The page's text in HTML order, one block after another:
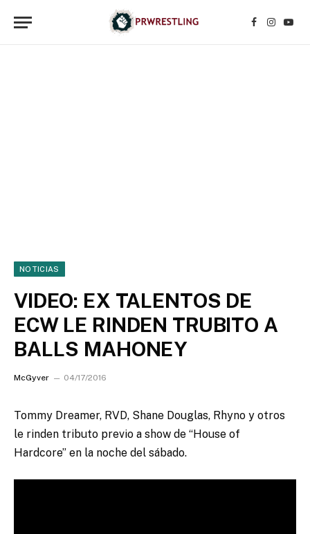
Facebook
NOTICIAS
VIDEO: EX TALENTOS DE
ECW LE RINDEN TRUBITO A
BALLS MAHONEY
McGyver 04/17/2016
Tommy Dreamer, RVD, Shane Douglas, Rhyno y otros
le rinden tributo previo a show de “House of
Hardcore” en la noche del sábado.